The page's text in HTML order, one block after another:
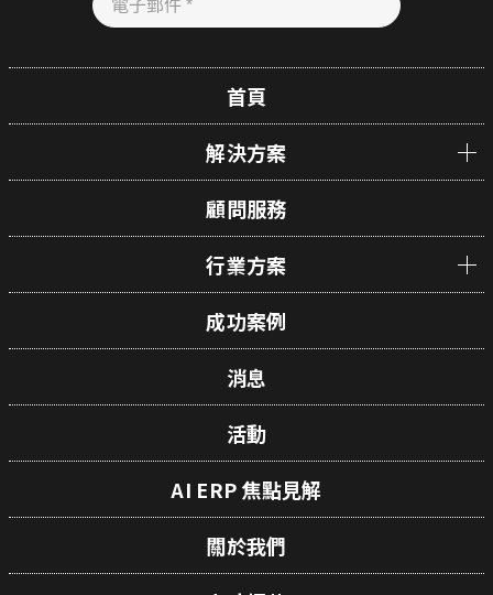
首頁
解決方案
顧問服務
行業方案
成功案例
消息
活動
AI ERP 焦點見解
關於我們